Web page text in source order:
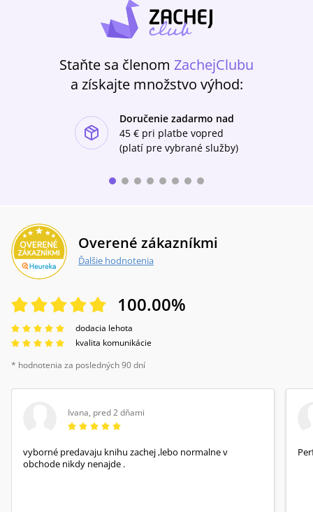
Staňte sa členom ZachejClubu
a získajte množstvo výhod:
Doručenie zadarmo nad
45 € pri platbe vopred
(platí pre vybrané služby)
Overené zákazníkmi
Ďalšie hodnotenia
100.00%
dodacia lehota
kvalita komunikácie
* hodnotenia za posledných 90 dní
Ivana, pred 2 dňami
vyborné predavaju knihu zachej ,lebo normalne v
obchode nikdy nenajde .